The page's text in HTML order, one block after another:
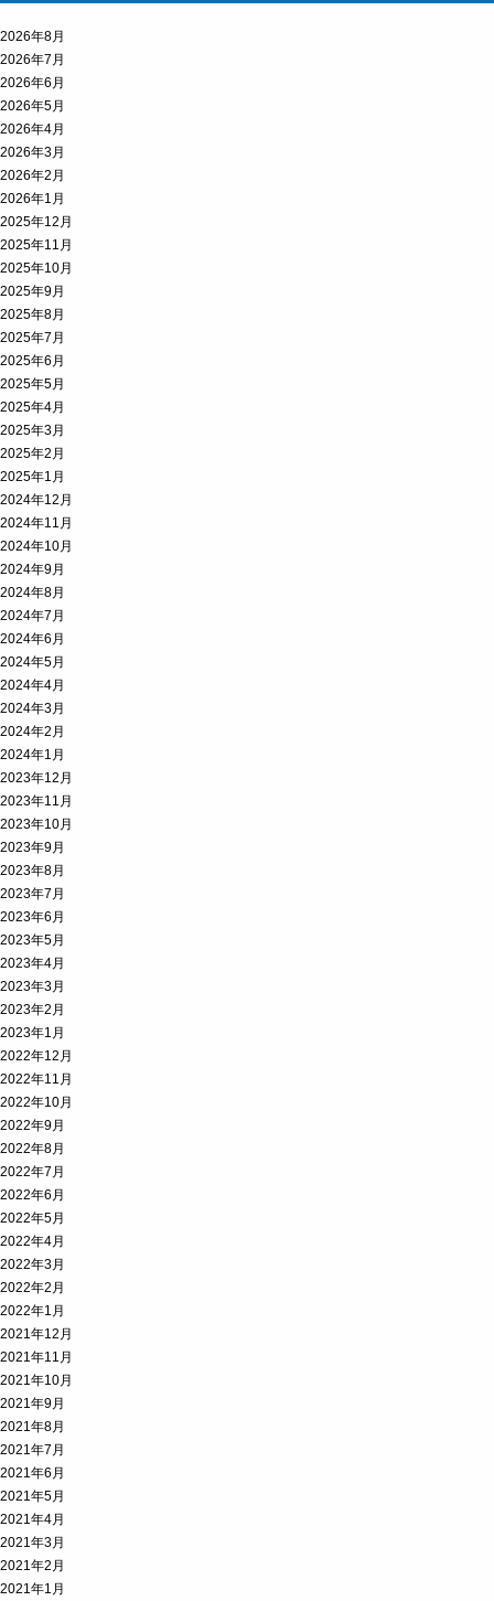
2026年8月
2026年7月
2026年6月
2026年5月
2026年4月
2026年3月
2026年2月
2026年1月
2025年12月
2025年11月
2025年10月
2025年9月
2025年8月
2025年7月
2025年6月
2025年5月
2025年4月
2025年3月
2025年2月
2025年1月
2024年12月
2024年11月
2024年10月
2024年9月
2024年8月
2024年7月
2024年6月
2024年5月
2024年4月
2024年3月
2024年2月
2024年1月
2023年12月
2023年11月
2023年10月
2023年9月
2023年8月
2023年7月
2023年6月
2023年5月
2023年4月
2023年3月
2023年2月
2023年1月
2022年12月
2022年11月
2022年10月
2022年9月
2022年8月
2022年7月
2022年6月
2022年5月
2022年4月
2022年3月
2022年2月
2022年1月
2021年12月
2021年11月
2021年10月
2021年9月
2021年8月
2021年7月
2021年6月
2021年5月
2021年4月
2021年3月
2021年2月
2021年1月